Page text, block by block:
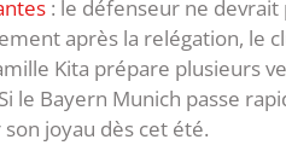
: le défenseur ne devrait
après la relégation, le
Kita prépare plusieurs
le Bayern Munich passe
joyau dès cet été.